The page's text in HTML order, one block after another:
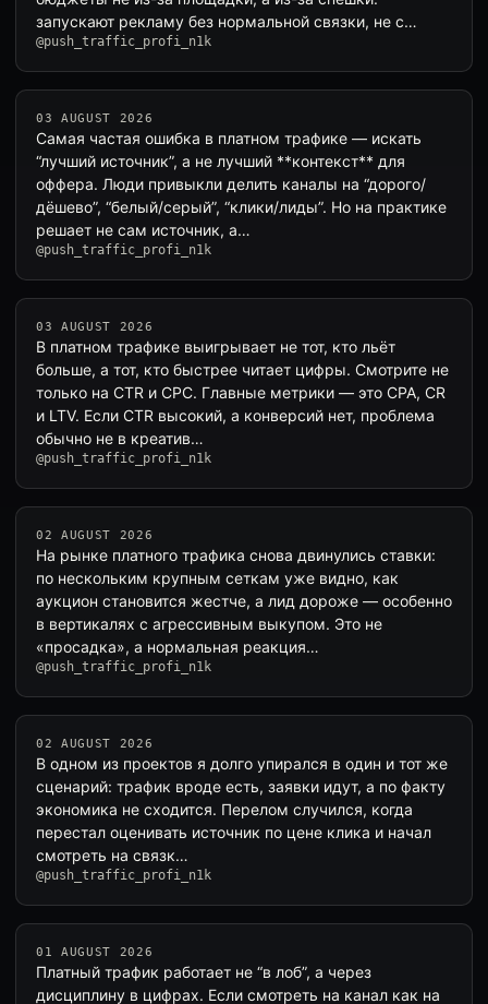
запускают рекламу без нормальной связки, не с…
@push_traffic_profi_n1k
03 AUGUST 2026
Самая частая ошибка в платном трафике — искать
“лучший источник”, а не лучший **контекст** для
оффера. Люди привыкли делить каналы на “дорого/
дёшево”, “белый/серый”, “клики/лиды”. Но на практике
решает не сам источник, а…
@push_traffic_profi_n1k
03 AUGUST 2026
В платном трафике выигрывает не тот, кто льёт
больше, а тот, кто быстрее читает цифры. Смотрите не
только на CTR и CPC. Главные метрики — это CPA, CR
и LTV. Если CTR высокий, а конверсий нет, проблема
обычно не в креатив…
@push_traffic_profi_n1k
02 AUGUST 2026
На рынке платного трафика снова двинулись ставки:
по нескольким крупным сеткам уже видно, как
аукцион становится жестче, а лид дороже — особенно
в вертикалях с агрессивным выкупом. Это не
«просадка», а нормальная реакция…
@push_traffic_profi_n1k
02 AUGUST 2026
В одном из проектов я долго упирался в один и тот же
сценарий: трафик вроде есть, заявки идут, а по факту
экономика не сходится. Перелом случился, когда
перестал оценивать источник по цене клика и начал
смотреть на связк…
@push_traffic_profi_n1k
01 AUGUST 2026
Платный трафик работает не “в лоб”, а через
дисциплину в цифрах. Если смотреть на канал как на